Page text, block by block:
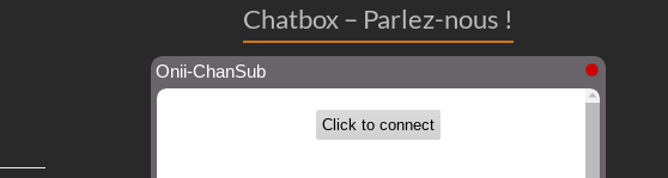
Chatbox – Parlez-nous !